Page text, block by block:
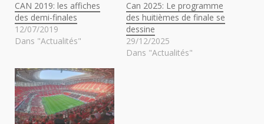
CAN 2019: les affiches
des demi-finales
12/07/2019
Dans "Actualités"
Can 2025: Le programme
des huitièmes de finale se
dessine
29/12/2025
Dans "Actualités"